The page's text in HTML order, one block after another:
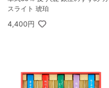
スライト 琥珀
4,400円